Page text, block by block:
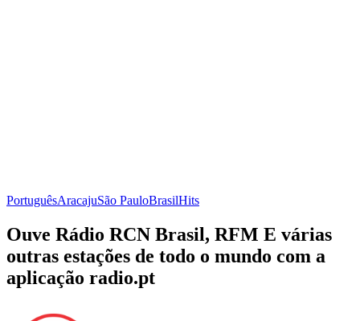
PortuguêsAracajuSão PauloBrasilHits
Ouve Rádio RCN Brasil, RFM E várias
outras estações de todo o mundo com a
aplicação radio.pt